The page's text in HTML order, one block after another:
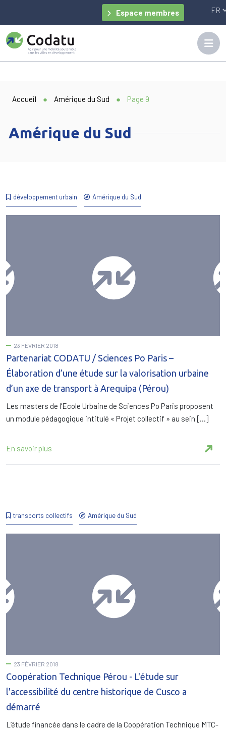
Espace membres
Accueil ● Amérique du Sud ● Page 9
Amérique du Sud
développement urbain Amérique du Sud
23 FÉVRIER 2018
Partenariat CODATU / Sciences Po Paris –
Élaboration d’une étude sur la valorisation urbaine
d’un axe de transport à Arequipa (Pérou)
Les masters de l’Ecole Urbaine de Sciences Po Paris proposent
un module pédagogique intitulé « Projet collectif » au sein […]
En savoir plus
transports collectifs Amérique du Sud
23 FÉVRIER 2018
Coopération Technique Pérou - L'étude sur
l'accessibilité du centre historique de Cusco a
démarré
L’étude financée dans le cadre de la Coopération Technique MTC-
Panneau de gestion des cookies